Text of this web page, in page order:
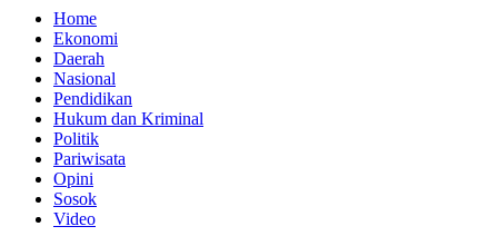
Home
Ekonomi
Daerah
Nasional
Pendidikan
Hukum dan Kriminal
Politik
Pariwisata
Opini
Sosok
Video